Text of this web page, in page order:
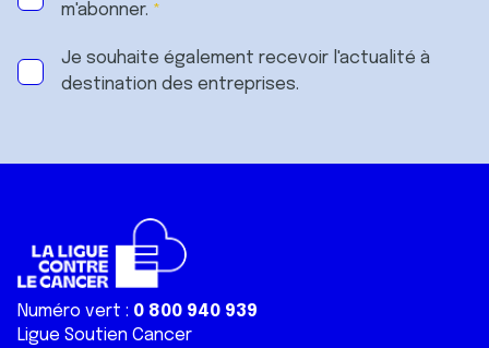
m'abonner.
Je souhaite également recevoir l'actualité à
destination des entreprises.
Numéro vert : 0 800 940 939
Ligue Soutien Cancer